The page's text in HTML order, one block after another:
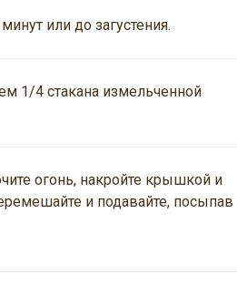
или до загустения.
1/4 стакана измельченной
огонь, накройте крышкой и
и подавайте, посыпав